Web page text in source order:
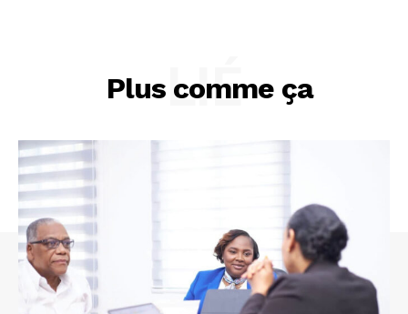
Plus comme ça
LIÉ